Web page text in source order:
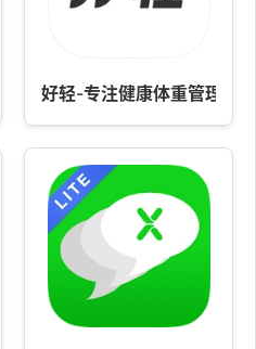
好轻-专注健康体重管理，